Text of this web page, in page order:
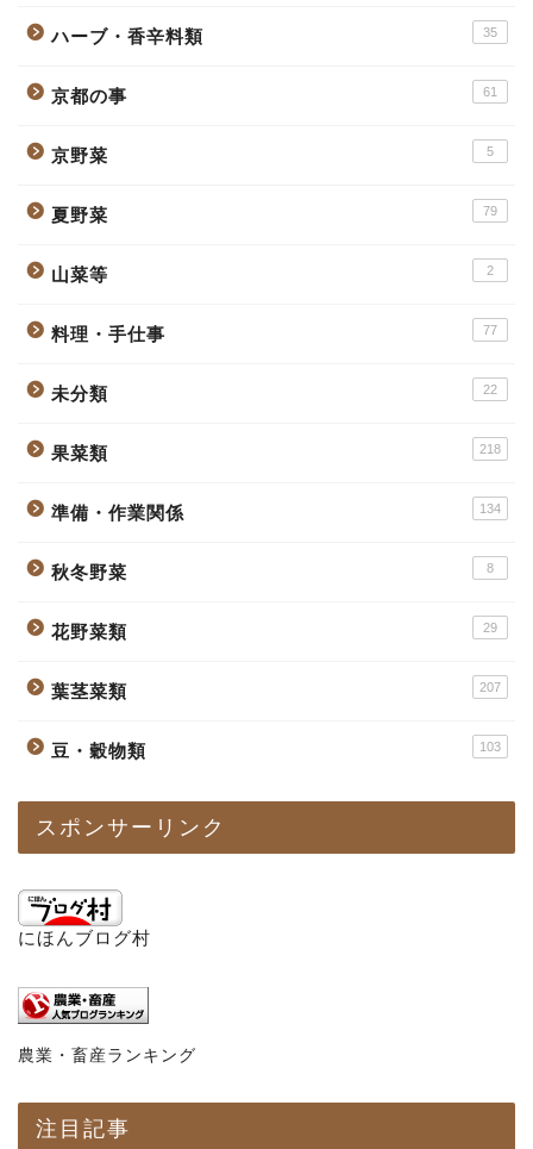
ハーブ・香辛料類 35
京都の事 61
京野菜 5
夏野菜 79
山菜等 2
料理・手仕事 77
未分類 22
果菜類 218
準備・作業関係 134
秋冬野菜 8
花野菜類 29
葉茎菜類 207
豆・穀物類 103
スポンサーリンク
にほんブログ村
農業・畜産ランキング
注目記事